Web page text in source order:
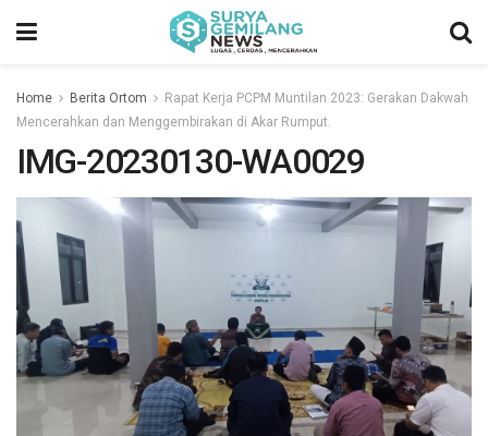
Home Berita Ortom
Rapat Kerja PCPM Muntilan 2023: Gerakan Dakwah
Mencerahkan dan Menggembirakan di Akar Rumput.
IMG-20230130-WA0029